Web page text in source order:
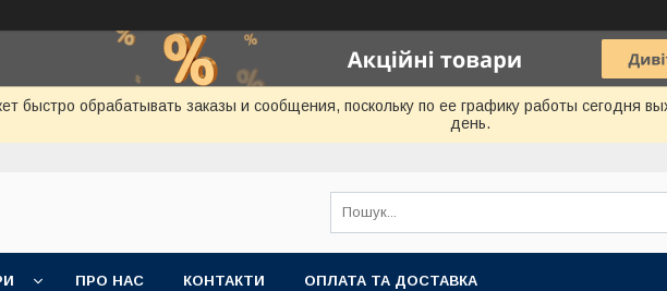
быстро обрабатывать заказы и сообщения, поскольку по ее графику работы сегодня
день.
ПРО НАС КОНТАКТИ ОПЛАТА ТА ДОСТАВКА